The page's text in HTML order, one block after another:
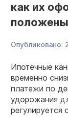
как их
Опубликовано:
Ипотечные
временно
платежи по
удорожания